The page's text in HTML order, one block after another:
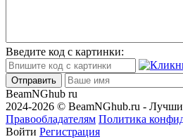
Введите код с картинки:
Отправить
BeamNGhub ru
2024-2026 © BeamNGhub.ru -
Правообладателям Политика
Войти Регистрация